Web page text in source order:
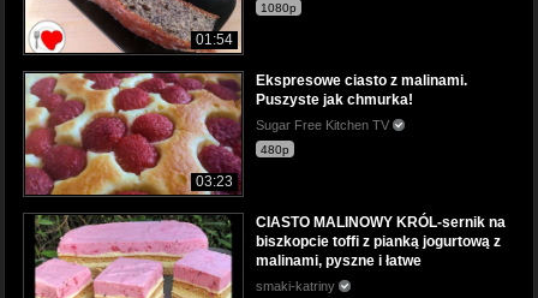
01:54
1080p
03:23
Ekspresowe ciasto z malinami.
Puszyste jak chmurka!
Sugar Free Kitchen TV
480p
CIASTO MALINOWY KRÓL-sernik na
biszkopcie toffi z pianką jogurtową z
malinami, pyszne i łatwe
smaki-katriny